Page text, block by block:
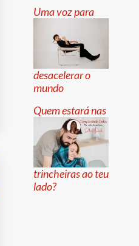
Uma voz para
desacelerar o
mundo
Quem estará nas
trincheiras ao teu
lado?